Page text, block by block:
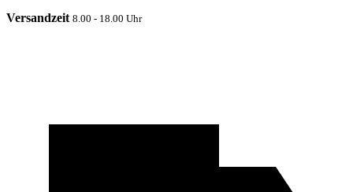
Versandzeit 8.00 - 18.00 Uhr